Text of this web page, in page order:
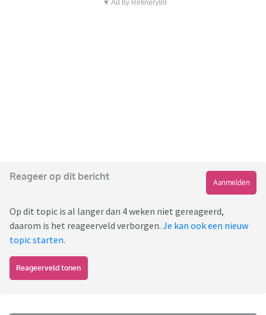
▼ Ad by Refinery89
Reageer op dit bericht
Aanmelden
Op dit topic is al langer dan 4 weken niet gereageerd,
daarom is het reageerveld verborgen. Je kan ook een nieuw
topic starten.
Reageerveld tonen